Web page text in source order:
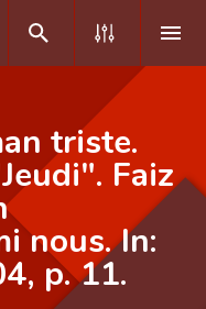
triste.
Faiz
nous. In:
p. 11.